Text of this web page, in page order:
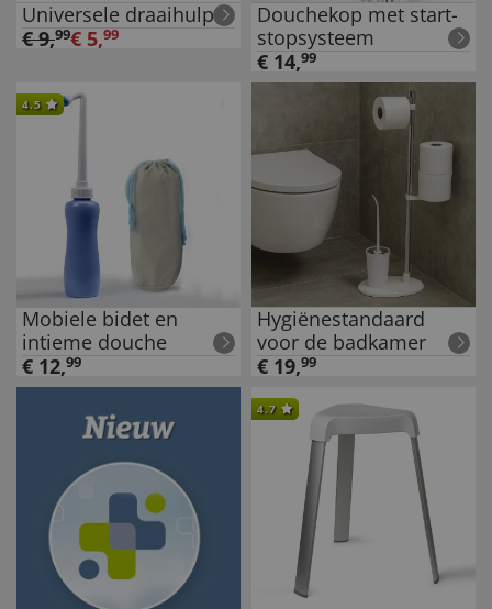
Universele draaihulp
€9,99€ 5,99
Douchekop met start-
stopsysteem
€ 14,99
4.5
Mobiele bidet en
intieme douche
€ 12,99
Hygiënestandaard
voor de badkamer
€ 19,99
4.7